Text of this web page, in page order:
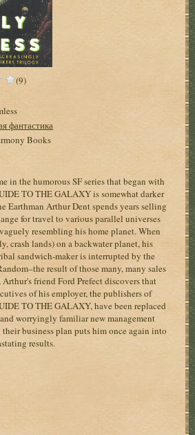
(9)
фантастика
Books
in the humorous SF series that began with
TO THE GALAXY is somewhat darker
Earthman Arthur Dent spends years selling
for travel to various parallel universes
resembling his home planet. When
crash lands) on a backwater planet, his
sandwich-maker is interrupted by the
result of those many, many sales
friend Ford Prefect discovers that
of his employer, the publishers of
TO THE GALAXY, have been replaced
worryingly familiar new management
business plan puts him once again into
results.